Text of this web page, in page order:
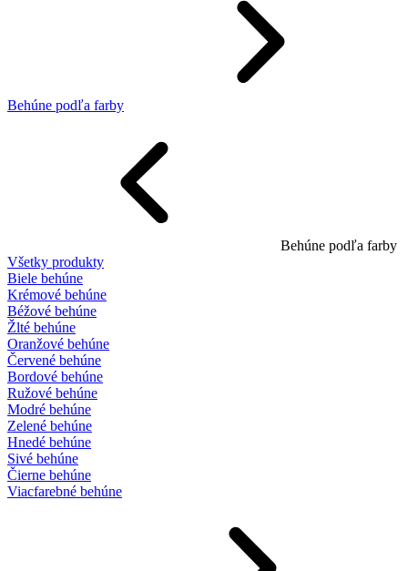
Behúne podľa farby
Behúne podľa farby
Všetky produkty
Biele behúne
Krémové behúne
Béžové behúne
Žlté behúne
Oranžové behúne
Červené behúne
Bordové behúne
Ružové behúne
Modré behúne
Zelené behúne
Hnedé behúne
Sivé behúne
Čierne behúne
Viacfarebné behúne